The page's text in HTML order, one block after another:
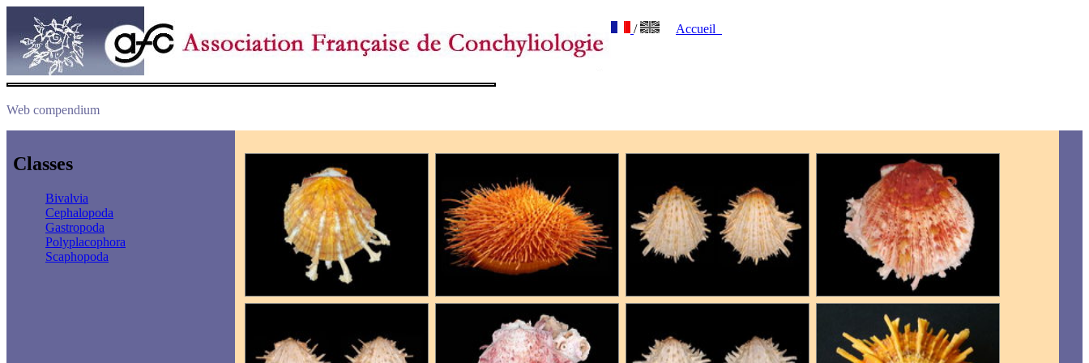
/ Accueil
Web compendium
Classes
Bivalvia
Cephalopoda
Gastropoda
Polyplacophora
Scaphopoda